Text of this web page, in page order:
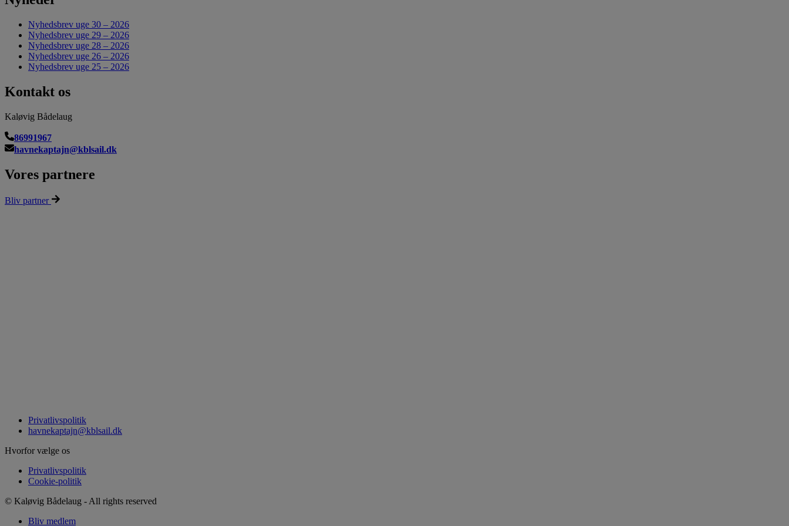
Nyhedsbrev uge 30 – 2026
Nyhedsbrev uge 29 – 2026
Nyhedsbrev uge 28 – 2026
Nyhedsbrev uge 26 – 2026
Nyhedsbrev uge 25 – 2026
Kontakt os
Kaløvig Bådelaug
86991967
havnekaptajn@kblsail.dk
Vores partnere
Bliv partner
Privatlivspolitik
havnekaptajn@kblsail.dk
Hvorfor vælge os
Privatlivspolitik
Cookie-politik
© Kaløvig Bådelaug - All rights reserved
Bliv medlem